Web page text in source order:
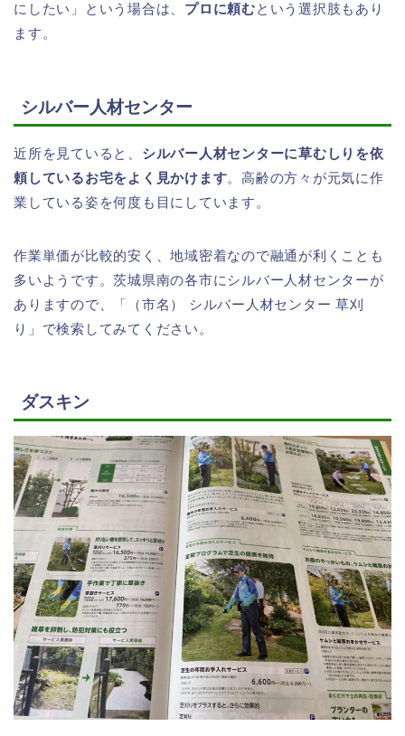
にしたい」という場合は、 プロに頼むという選択肢もあり
ます。
シルバー人材センター
近所を見ていると、 シルバー人材センターに草むしりを依
頼しているお宅をよく見かけます。高齢の方々が元気に作
業している姿を何度も目にしています。
作業単価が比較的安く、地域密着なので融通が利くことも
多いようです。茨城県南の各市にシルバー人材センターが
ありますので、「（市名） シルバー人材センター 草刈
り」で検索してみてください。
ダスキン